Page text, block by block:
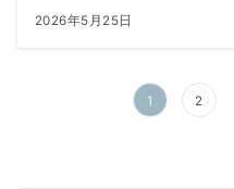
2026年5月25日
1 2